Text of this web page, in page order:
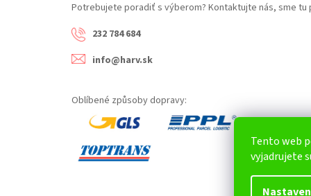
Tento web
vyjadrujete
Potrebujete poradiť s výberom? Kontaktujte nás, sme tu
232 784 684
info@harv.sk
Oblíbené způsoby dopravy: